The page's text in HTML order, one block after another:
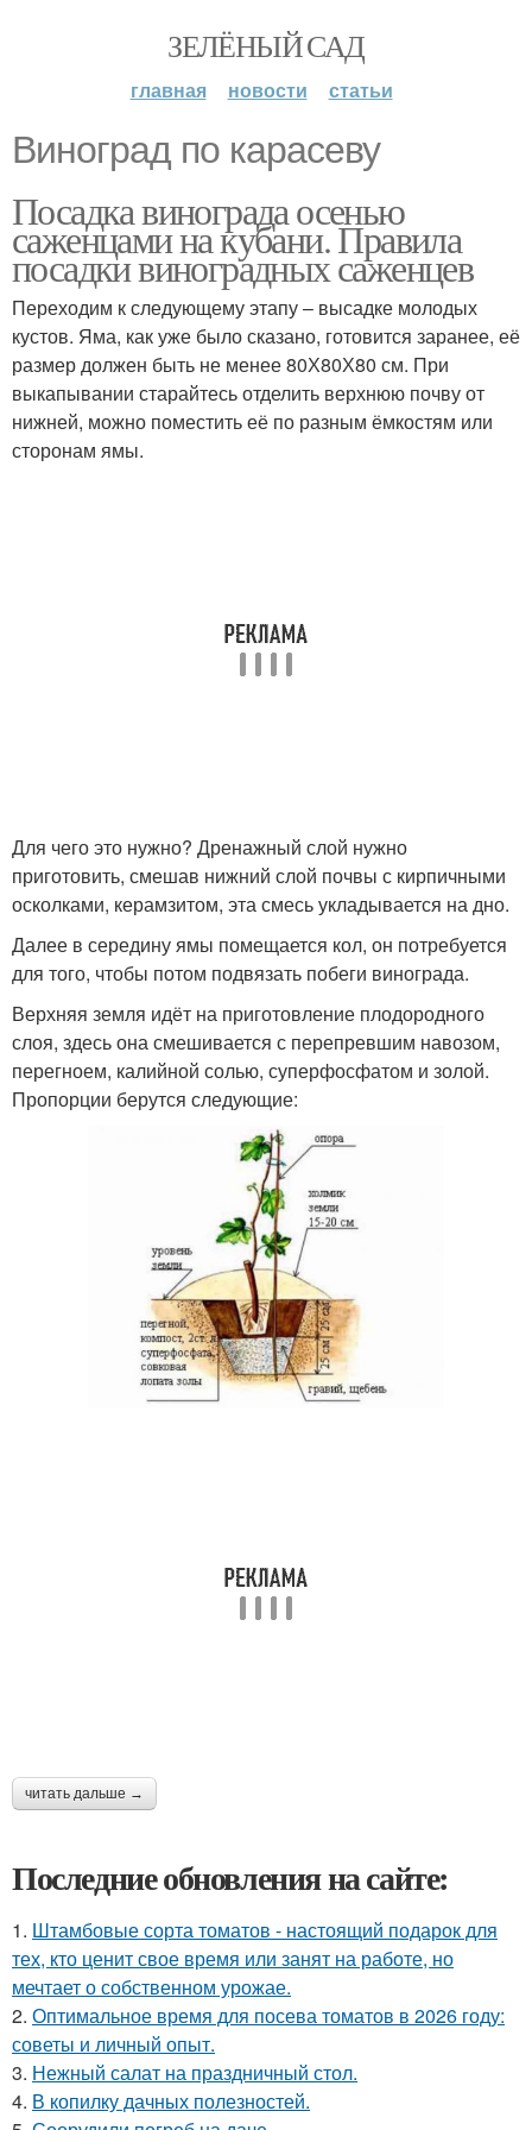
ЗЕЛЁНЫЙ САД
главная новости статьи
Виноград по карасеву
Посадка винограда осенью
саженцами на кубани. Правила
посадки виноградных саженцев
Переходим к следующему этапу – высадке молодых
кустов. Яма, как уже было сказано, готовится заранее, её
размер должен быть не менее 80Х80Х80 см. При
выкапывании старайтесь отделить верхнюю почву от
нижней, можно поместить её по разным ёмкостям или
сторонам ямы.
Для чего это нужно? Дренажный слой нужно
приготовить, смешав нижний слой почвы с кирпичными
осколками, керамзитом, эта смесь укладывается на дно.
Далее в середину ямы помещается кол, он потребуется
для того, чтобы потом подвязать побеги винограда.
Верхняя земля идёт на приготовление плодородного
слоя, здесь она смешивается с перепревшим навозом,
перегноем, калийной солью, суперфосфатом и золой.
Пропорции берутся следующие:
читать дальше →
Последние обновления на сайте:
1. Штамбовые сорта томатов - настоящий подарок для
тех, кто ценит свое время или занят на работе, но
мечтает о собственном урожае.
2. Оптимальное время для посева томатов в 2026 году:
советы и личный опыт.
3. Нежный салат на праздничный стол.
4. В копилку дачных полезностей.